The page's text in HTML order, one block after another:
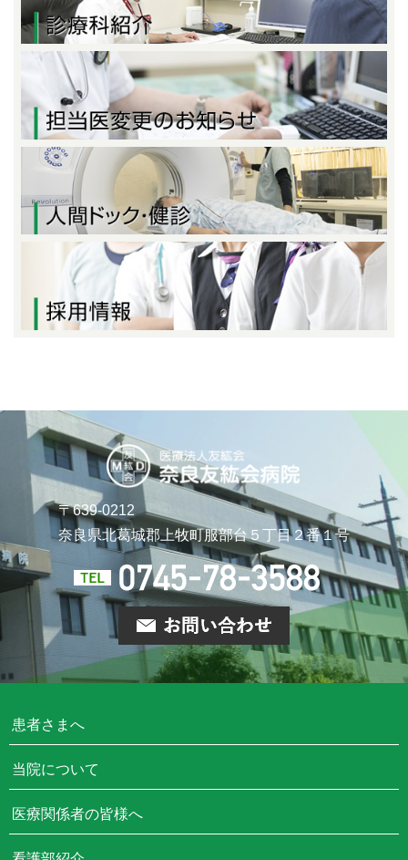
〒639-0212
奈良県北葛城郡上牧町服部台５丁目２番１号
患者さまへ
当院について
医療関係者の皆様へ